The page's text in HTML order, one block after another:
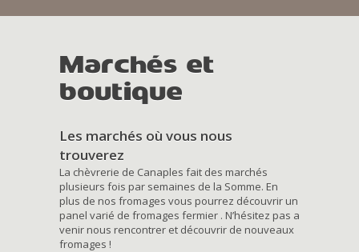
Marchés et
boutique
Les marchés où vous nous
trouverez
La chèvrerie de Canaples fait des marchés
plusieurs fois par semaines de la Somme. En
plus de nos fromages vous pourrez découvrir un
panel varié de fromages fermier . N’hésitez pas a
venir nous rencontrer et découvrir de nouveaux
fromages !